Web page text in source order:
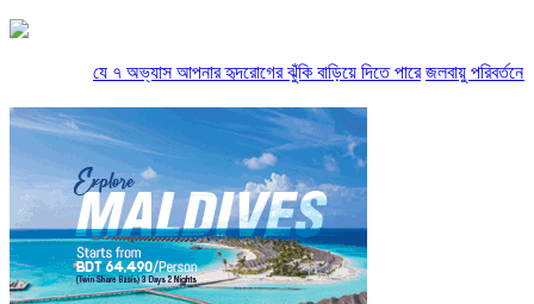
যে ৭ অভ্যাস আপনার হৃদরোগের ঝুঁকি বাড়িয়ে দিতে পারে জলবায়ু পরিবর্তনে